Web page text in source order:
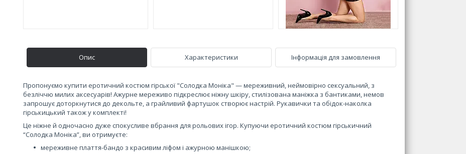
Опис Характеристики Інформація для замовлення
Пропонуємо купити еротичний костюм гірської "Солодка Моніка" — мереживний, неймовірно сексуальний, з
безліччю милих аксесуарів! Ажурне мереживо підкреслює ніжну шкіру, стилізована маніжка з бантиками, немов
запрошує доторкнутися до декольте, а грайливий фартушок створює настрій. Рукавички та обідок-наколка
гірськицький також у комплекті!
Це ніжне й одночасно дуже спокусливе вбрання для рольових ігор. Купуючи еротичний костюм гірськичний
“Солодка Моніка”, ви отримуєте:
мереживне плаття-бандо з красивим ліфом і ажурною манішкою;